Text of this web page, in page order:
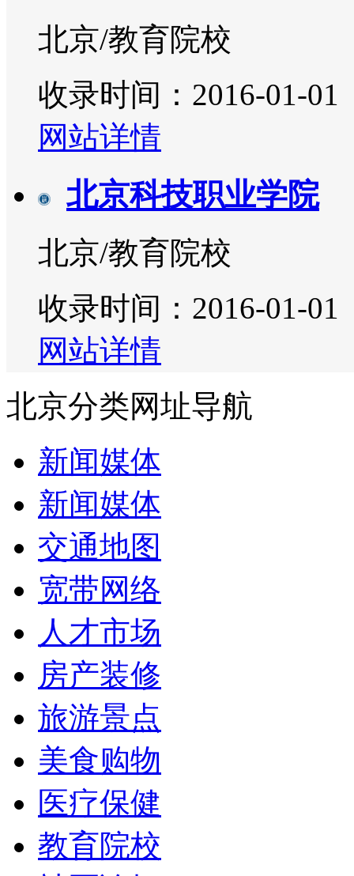
北京/教育院校
收录时间：2016-01-01
网站详情
北京科技职业学院
北京/教育院校
收录时间：2016-01-01
网站详情
北京分类网址导航
新闻媒体
新闻媒体
交通地图
宽带网络
人才市场
房产装修
旅游景点
美食购物
医疗保健
教育院校